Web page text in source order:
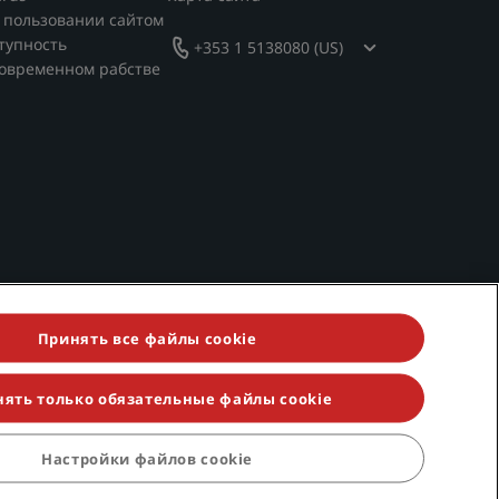
сайтом
рабстве
+353 1 5138080 (US)
Park Plaza, Park Inn, Country Inn & Suites, Prize by
Принять все файлы cookie
только обязательные файлы cookie
Настройки файлов cookie